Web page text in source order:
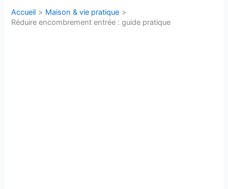
Accueil
Maison & vie pratique
Réduire encombrement entrée : guide pratique